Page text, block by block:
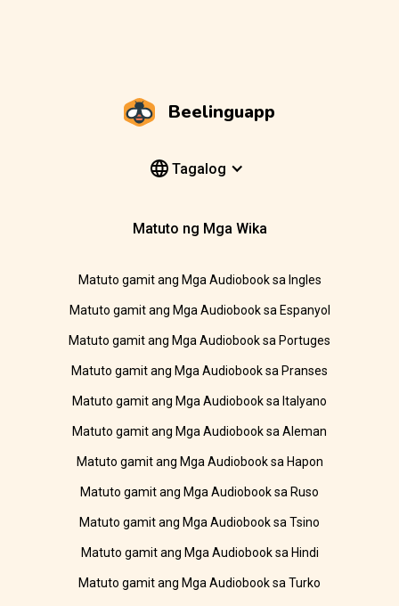
Beelinguapp
Tagalog
Matuto ng Mga Wika
Matuto gamit ang Mga Audiobook sa Ingles
Matuto gamit ang Mga Audiobook sa Espanyol
Matuto gamit ang Mga Audiobook sa Portuges
Matuto gamit ang Mga Audiobook sa Pranses
Matuto gamit ang Mga Audiobook sa Italyano
Matuto gamit ang Mga Audiobook sa Aleman
Matuto gamit ang Mga Audiobook sa Hapon
Matuto gamit ang Mga Audiobook sa Ruso
Matuto gamit ang Mga Audiobook sa Tsino
Matuto gamit ang Mga Audiobook sa Hindi
Matuto gamit ang Mga Audiobook sa Turko